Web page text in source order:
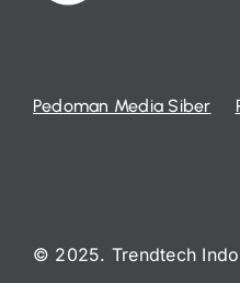
Pedoman Media Siber
© 2025. Trendtech